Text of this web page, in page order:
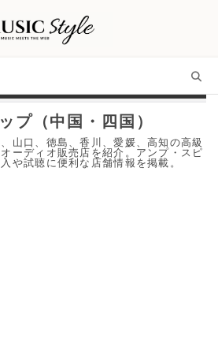
プ（中国・四国）
山口、徳島、香川、愛媛、高知の高級
ーディオ販売店を紹介。アンプ・スピ
や試聴に便利な店舗情報を掲載。